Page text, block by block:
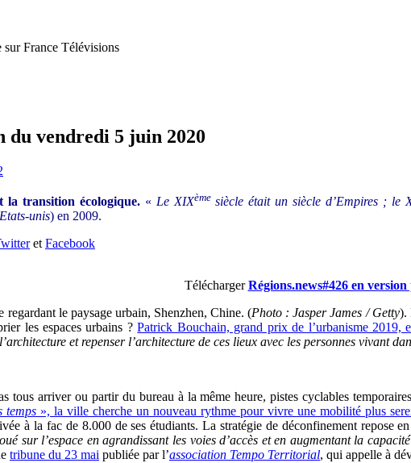
France Télévisions
du vendredi 5 juin 2020
transition écologique. « Le XIXèmesiècle était un siècle d’Empires ; le
Etats-unis) en 2009.
et Facebook
TéléchargerRégions.news#426 en version
le paysage urbain, Shenzhen, Chine. (Photo : Jasper James / Getty).
les espaces urbains ?Patrick Bouchain, grand prix de l’urbanisme 2019,
et repenser l’architecture de ces lieux avec les personnes vivant
tous arriver ou partir du bureau à la même heure, pistes cyclables
temps », la ville cherche un nouveau rythme pour vivre une mobilité plus
à la fac de 8.000 de ses étudiants. La stratégie de déconfinement
sur l’espace en agrandissant les voies d’accès et en augmentant la
tribune du 23 mai publiée par l’association Tempo Territorial, qui appelle à